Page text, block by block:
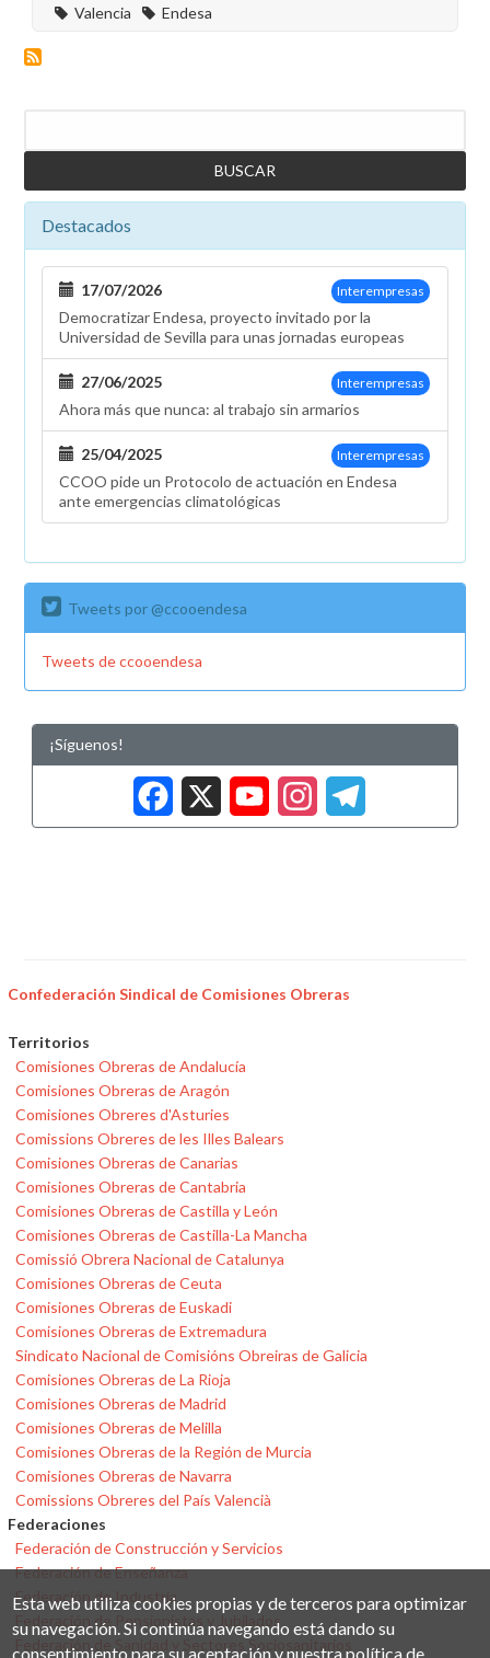
Valencia
Endesa
Destacados
Interempresas
17/07/2026
Democratizar Endesa, proyecto invitado por la
Universidad de Sevilla para unas jornadas europeas
Interempresas
27/06/2025
Ahora más que nunca: al trabajo sin armarios
Interempresas
25/04/2025
CCOO pide un Protocolo de actuación en Endesa
ante emergencias climatológicas
Tweets por @ccooendesa
Tweets de ccooendesa
¡Síguenos!
Facebook
X
Confederación Sindical de Comisiones Obreras
Territorios
Comisiones Obreras de Andalucía
Comisiones Obreras de Aragón
Comisiones Obreres d'Asturies
Comissions Obreres de les Illes Balears
Comisiones Obreras de Canarias
Comisiones Obreras de Cantabria
Comisiones Obreras de Castilla y León
Comisiones Obreras de Castilla-La Mancha
Comissió Obrera Nacional de Catalunya
Comisiones Obreras de Ceuta
Comisiones Obreras de Euskadi
Comisiones Obreras de Extremadura
Sindicato Nacional de Comisións Obreiras de Galicia
Comisiones Obreras de La Rioja
Comisiones Obreras de Madrid
Comisiones Obreras de Melilla
Comisiones Obreras de la Región de Murcia
Comisiones Obreras de Navarra
Comissions Obreres del País Valencià
Federaciones
Federación de Construcción y Servicios
Federación de Enseñanza
Federación de Industria
Federación de Pensionistas y Jubilados
Federación de Sanidad y Sectores Sociosanitarios
Esta web utiliza cookies propias y de terceros para optimizar
su navegación. Si continúa navegando está dando su
consentimiento para su aceptación y nuestra política de